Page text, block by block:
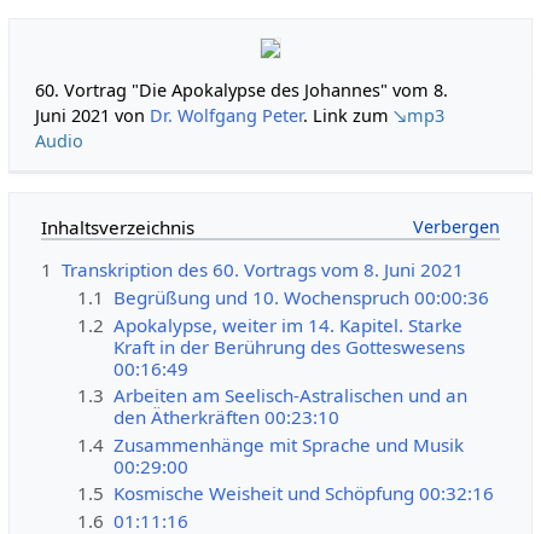
60. Vortrag "Die Apokalypse des Johannes" vom 8.
Juni 2021 von Dr. Wolfgang Peter. Link zum↘mp3
Audio
Inhaltsverzeichnis
1 Transkription des 60. Vortrags vom 8. Juni 2021
1.1 Begrüßung und 10. Wochenspruch 00:00:36
1.2 Apokalypse, weiter im 14. Kapitel. Starke
Kraft in der Berührung des Gotteswesens
00:16:49
1.3 Arbeiten am Seelisch-Astralischen und an
den Ätherkräften 00:23:10
1.4 Zusammenhänge mit Sprache und Musik
00:29:00
1.5 Kosmische Weisheit und Schöpfung 00:32:16
1.6 01:11:16